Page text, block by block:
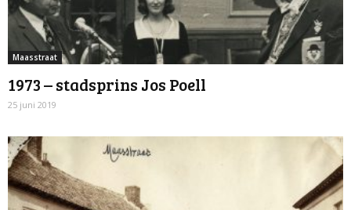
Maasstraat
1973 – stadsprins Jos Poell
25 juni 2019